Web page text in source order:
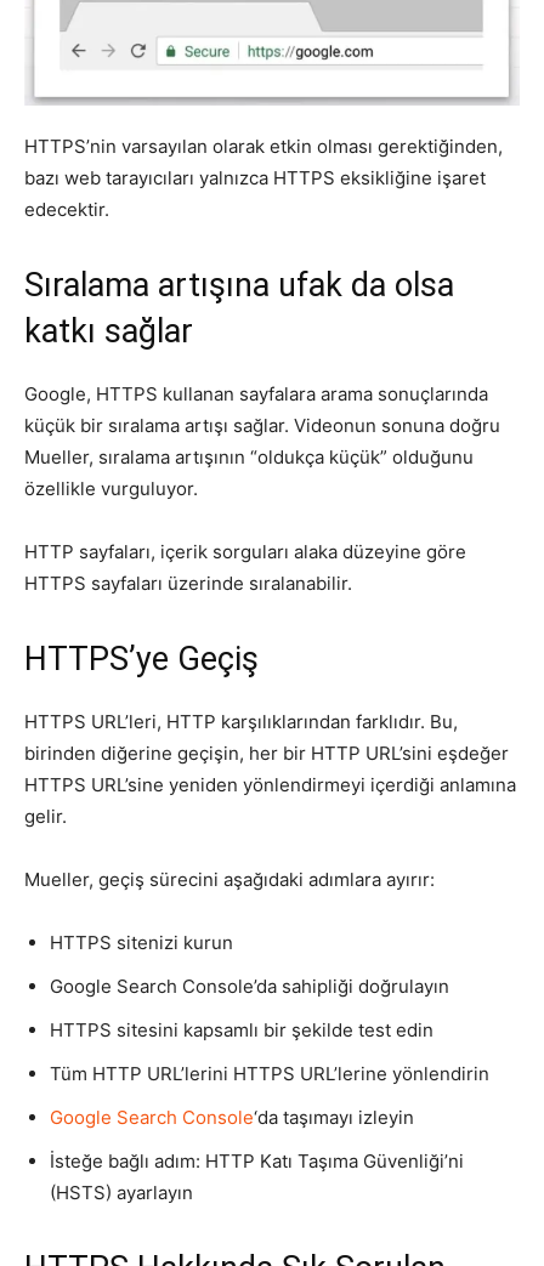
HTTPS’nin varsayılan olarak etkin olması gerektiğinden,
bazı web tarayıcıları yalnızca HTTPS eksikliğine işaret
edecektir.
Sıralama artışına ufak da olsa
katkı sağlar
Google, HTTPS kullanan sayfalara arama sonuçlarında
küçük bir sıralama artışı sağlar. Videonun sonuna doğru
Mueller, sıralama artışının “oldukça küçük” olduğunu
özellikle vurguluyor.
HTTP sayfaları, içerik sorguları alaka düzeyine göre
HTTPS sayfaları üzerinde sıralanabilir.
HTTPS’ye Geçiş
HTTPS URL’leri, HTTP karşılıklarından farklıdır. Bu,
birinden diğerine geçişin, her bir HTTP URL’sini eşdeğer
HTTPS URL’sine yeniden yönlendirmeyi içerdiği anlamına
gelir.
Mueller, geçiş sürecini aşağıdaki adımlara ayırır:
HTTPS sitenizi kurun
Google Search Console’da sahipliği doğrulayın
HTTPS sitesini kapsamlı bir şekilde test edin
Tüm HTTP URL’lerini HTTPS URL’lerine yönlendirin
Google Search Console‘da taşımayı izleyin
İsteğe bağlı adım: HTTP Katı Taşıma Güvenliği’ni
(HSTS) ayarlayın